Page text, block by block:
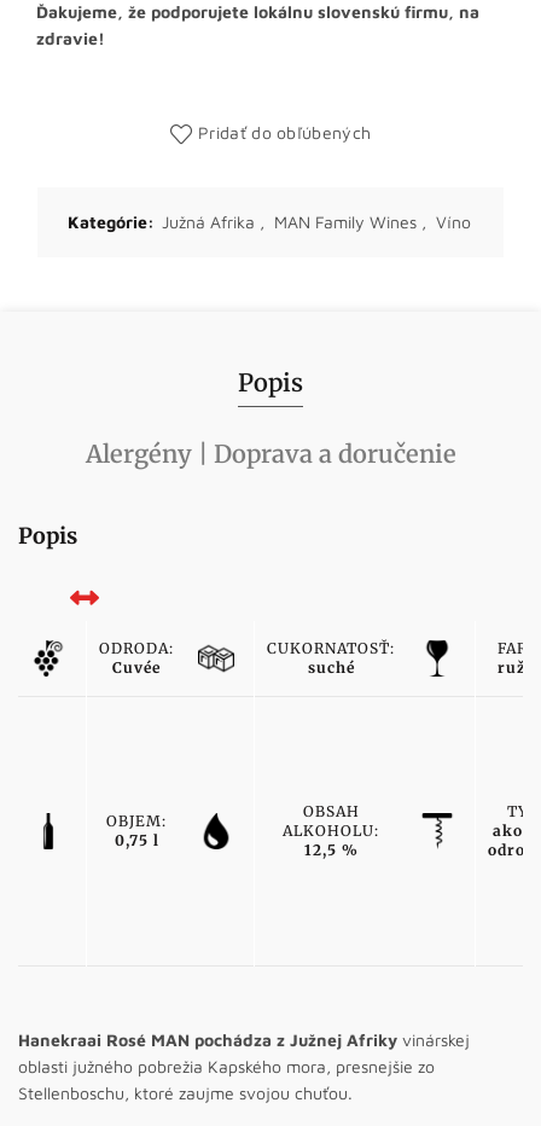
Ďakujeme, že podporujete lokálnu slovenskú firmu, na
zdravie!
Pridať do obľúbených
Kategórie: Južná Afrika , MAN Family Wines , Víno
Popis
Alergény | Doprava a doručenie
Popis
ODRODA:
Cuvée
CUKORNATOSŤ:
suché
OBJEM:
0,75 l
OBSAH
ALKOHOLU:
12,5 %
Hanekraai Rosé MAN pochádza z Južnej Afriky vinárskej
oblasti južného pobrežia Kapského mora, presnejšie zo
Stellenboschu, ktoré zaujme svojou chuťou.